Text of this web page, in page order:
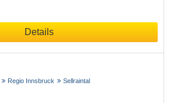
Details
Regio Innsbruck Sellraintal